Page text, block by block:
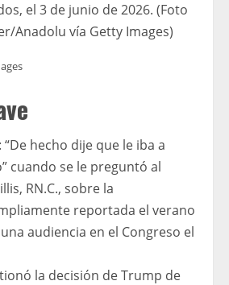
el 3 de junio de 2026. (Foto
Anadolu vía Getty Images)
hecho dije que le iba a
cuando se le preguntó al
RN.C., sobre la
reportada el verano
audiencia en el Congreso el
la decisión de Trump de